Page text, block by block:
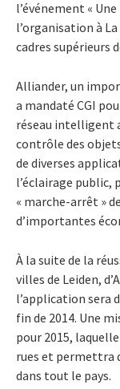
l’événement «
l’organisation à
cadres supérieurs
Alliander, un
a mandaté CGI
réseau intelligent
contrôle des
de diverses
l’éclairage
« marche-arrêt »
d’importantes
À la suite de la
villes de Leiden,
l’application sera
fin de 2014. Une
pour 2015,
rues et permettra
dans tout le pays.